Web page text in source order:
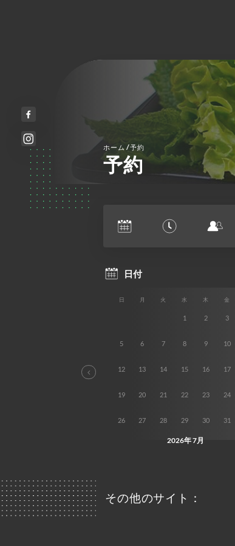
ホーム/予約
予約
その他のサイト：